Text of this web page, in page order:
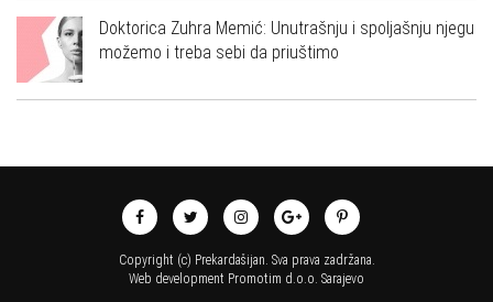
Doktorica Zuhra Memić: Unutrašnju i spoljašnju njegu
možemo i treba sebi da priuštimo
Copyright (c) Prekardašijan. Sva prava zadržana.
Web development Promotim d.o.o. Sarajevo